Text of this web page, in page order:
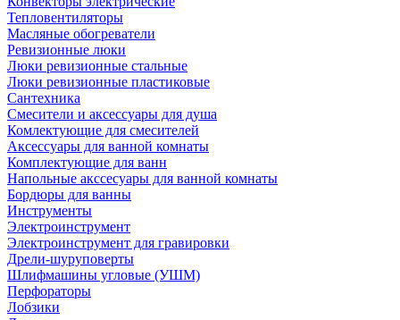
Тепловентиляторы
Масляные обогреватели
Ревизионные люки
Люки ревизионные стальные
Люки ревизионные пластиковые
Сантехника
Смесители и аксессуары для душа
Комлектующие для смесителей
Аксессуары для ванной комнаты
Комплектующие для ванн
Напольные акссесуары для ванной комнаты
Бордюры для ванны
Инструменты
Электроинструмент
Электроинструмент для гравировки
Дрели-шуруповерты
Шлифмашины угловые (УШМ)
Перфораторы
Лобзики